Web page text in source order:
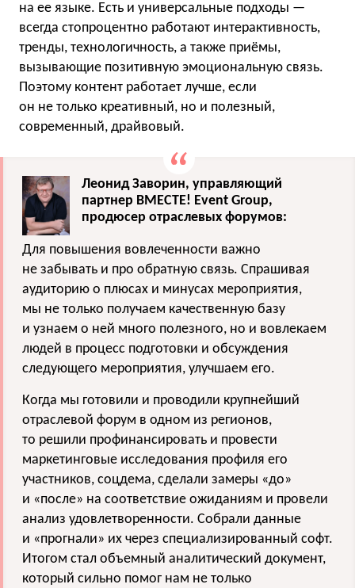
на ее языке. Есть и универсальные подходы —
всегда стопроцентно работают интерактивность,
тренды, технологичность, а также приёмы,
вызывающие позитивную эмоциональную связь.
Поэтому контент работает лучше, если
он не только креативный, но и полезный,
современный, драйвовый.
Леонид Заворин, управляющий
партнер ВМЕСТЕ! Event Group,
продюсер отраслевых форумов:
Для повышения вовлеченности важно
не забывать и про обратную связь. Спрашивая
аудиторию о плюсах и минусах мероприятия,
мы не только получаем качественную базу
и узнаем о ней много полезного, но и вовлекаем
людей в процесс подготовки и обсуждения
следующего мероприятия, улучшаем его.
Когда мы готовили и проводили крупнейший
отраслевой форум в одном из регионов,
то решили профинансировать и провести
маркетинговые исследования профиля его
участников, соцдема, сделали замеры «до»
и «после» на соответствие ожиданиям и провели
анализ удовлетворенности. Собрали данные
и «прогнали» их через специализированный софт.
Итогом стал объемный аналитический документ,
который сильно помог нам не только